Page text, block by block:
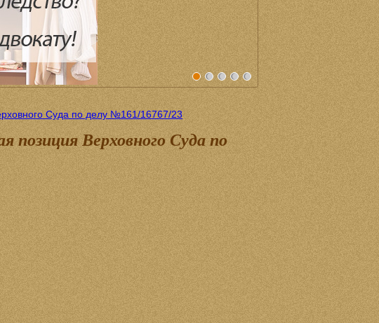
Суда по делу №161/16767/23
позиция Верховного Суда по